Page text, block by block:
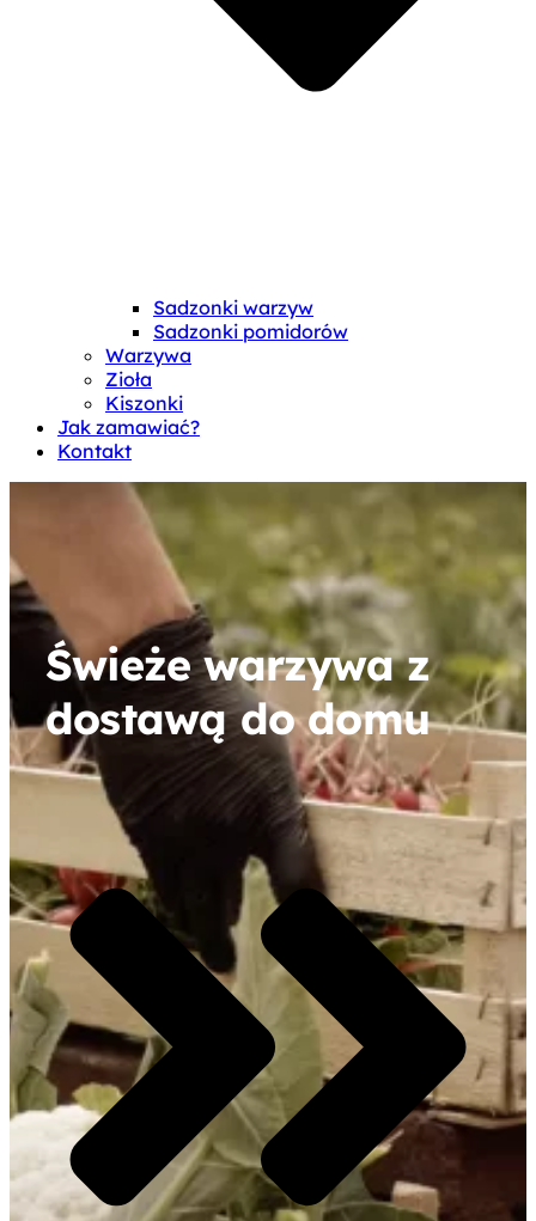
Sadzonki warzyw
Sadzonki pomidorów
Warzywa
Zioła
Kiszonki
Jak zamawiać?
Kontakt
Świeże warzywa z
dostawą do domu